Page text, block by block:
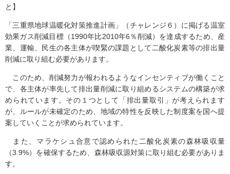
と】
「三重県地球温暖化対策推進計画」（チャレンジ６）に掲げる温室
効果ガス削減目標（1990年比2010年6％削減）を達成するため、産
業、運輸、民生の各主体が喫緊の課題として二酸化炭素等の排出量
削減に取り組む必要があります。
このため、削減努力が報われるようなインセンティブが働くこと
で、各主体が率先して排出量削減に取り組めるシステムの構築が求
められています。その１つとして「排出量取引」が考えられます
が、ルールが未確定のため、地域の特性を反映した制度案を国へ提
案していくことが求められています。
また、マラケシュ合意で認められた二酸化炭素の森林吸収量
（3.9%）を確保するため、森林吸収源対策に取り組む必要がありま
す。